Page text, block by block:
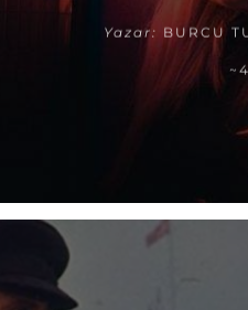
Yazar: BURCU